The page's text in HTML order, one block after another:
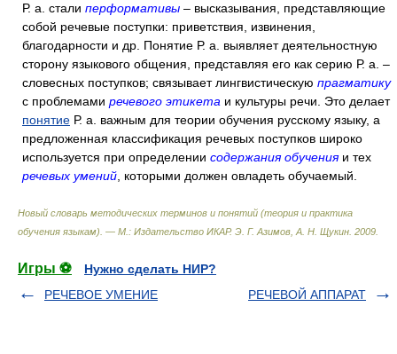
Р. а. стали перформативы – высказывания, представляющие
собой речевые поступки: приветствия, извинения,
благодарности и др. Понятие Р. а. выявляет деятельностную
сторону языкового общения, представляя его как серию Р. а. –
словесных поступков; связывает лингвистическую прагматику
с проблемами речевого этикета и культуры речи. Это делает
понятие Р. а. важным для теории обучения русскому языку, а
предложенная классификация речевых поступков широко
используется при определении содержания обучения и тех
речевых умений , которыми должен овладеть обучаемый.
Новый словарь методических терминов и понятий (теория и практика
обучения языкам). — М.: Издательство ИКАР. Э. Г. Азимов, А. Н. Щукин 2009
Игры ⚽
Нужно сделать НИР?
РЕЧЕВОЕ УМЕНИЕ
РЕЧЕВОЙ АППАРАТ